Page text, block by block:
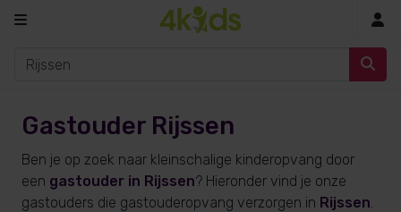
Gastouder Rijssen
Ben je op zoek naar kleinschalige kinderopvang door
een gastouder in Rijssen? Hieronder vind je onze
gastouders die gastouderopvang verzorgen in Rijssen.